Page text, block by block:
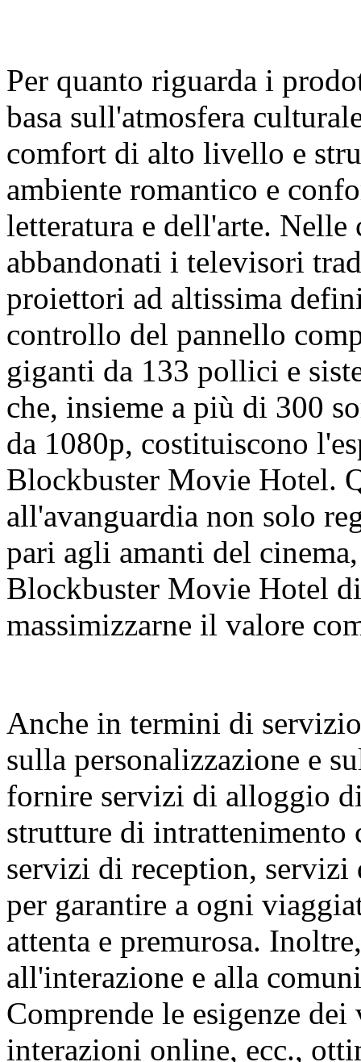
Per quanto riguarda i
basa sull'atmosfera
comfort di alto livello e
ambiente romantico e
letteratura e dell'arte.
abbandonati i televisori
proiettori ad altissima
controllo del pannello
giganti da 133 pollici e
che, insieme a più di 300
da 1080p, costituiscono
Blockbuster Movie Hotel.
all'avanguardia non solo
pari agli amanti del
Blockbuster Movie Hotel
massimizzarne il valore
Anche in termini di
sulla personalizzazione e
fornire servizi di alloggio
strutture di intrattenimento
servizi di reception,
per garantire a ogni
attenta e premurosa.
all'interazione e alla
Comprende le esigenze
interazioni online, ecc.,